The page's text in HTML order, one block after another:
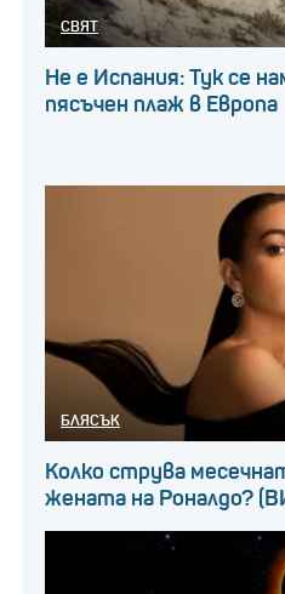
СВЯТ
Не е Испания: Тук се
пясъчен плаж в Европа
БЛЯСЪК
Колко струва
жената на Роналдо?